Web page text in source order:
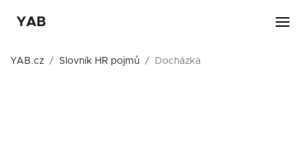
YAB
YAB.cz Slovník HR pojmů Docházka